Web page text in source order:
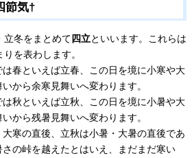
節気†
立冬をまとめて 四立といいます。これらは
りを表わします。
は春といえば立春、この日を境に小寒や大
から余寒見舞いへ変わります。
は秋といえば立秋、この日を境に小暑や大
から残暑見舞いへ変わります。
大寒の直後、立秋は小暑・大暑の直後であ
さの峠を越えたとはいえ、まだまだ寒い